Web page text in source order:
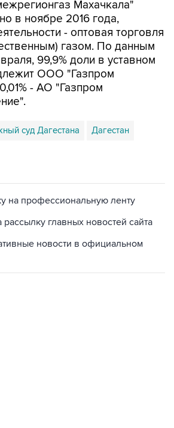
- оптовая торговля
газом. По данным
99,9% доли в уставном
ООО "Газпром
- АО "Газпром
суд Дагестана
главных новостей сайта
новости в официальном